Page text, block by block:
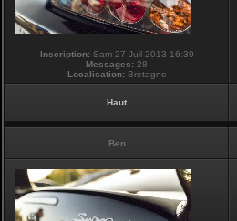
Inscription:Sam 27 Juil 2013 16:39
Messages: 28
Localisation:Bretagne
Haut
Ben